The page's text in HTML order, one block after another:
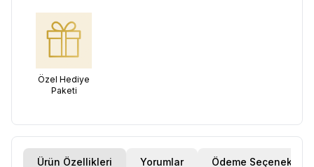
Özel Hediye
Paketi
Ürün Özellikleri Yorumlar Ödeme Seçenekleri